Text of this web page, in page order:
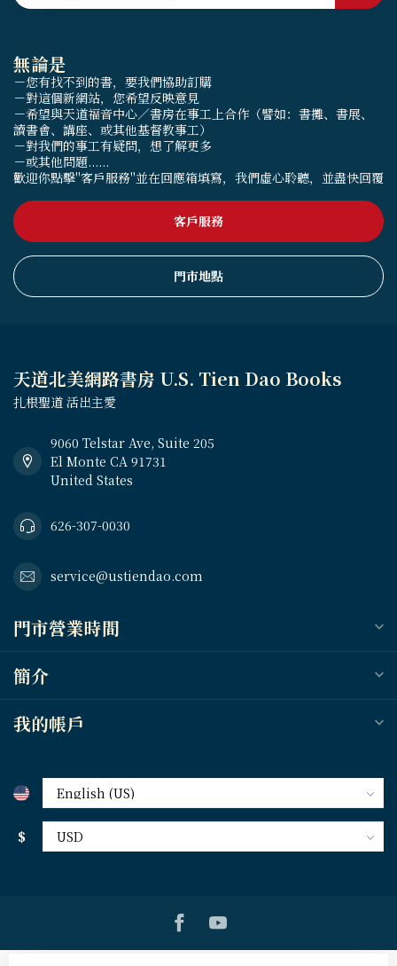
無論是
－您有找不到的書，要我們協助訂購
－對這個新網站，您希望反映意見
－希望與天道福音中心／書房在事工上合作（譬如：書攤、書展、
讀書會、講座、或其他基督教事工）
－對我們的事工有疑問，想了解更多
－或其他問題......
歡迎你點擊"客戶服務"並在回應箱填寫，我們虛心聆聽，並盡快回覆
客戶服務
門市地點
天道北美網路書房 U.S. Tien Dao Books
扎根聖道 活出主愛
9060 Telstar Ave, Suite 205
El Monte CA 91731
United States
626-307-0030
service@ustiendao.com
門市營業時間
簡介
我的帳戶
$